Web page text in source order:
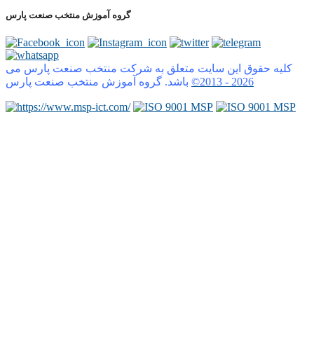
گروه آموزش منتخب صنعت پارس
کلیه حقوق این سایت متعلق به شرکت منتخب صنعت پارس می
©2013 - 2026